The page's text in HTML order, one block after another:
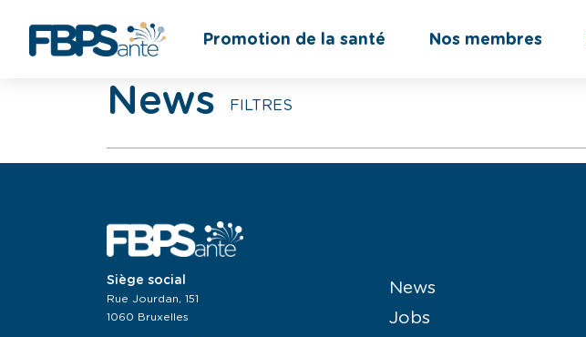
Promotion de la santé Nos membres
News FILTRES
Siège social
Rue Jourdan, 151
1060 Bruxelles
News
Jobs